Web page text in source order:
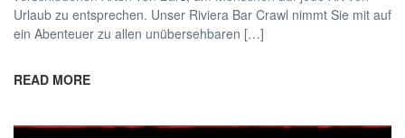
Urlaub zu entsprechen. Unser Riviera Bar Crawl nimmt Sie mit auf
ein Abenteuer zu allen unübersehbaren […]
READ MORE